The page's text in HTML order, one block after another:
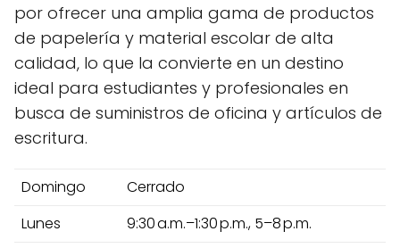
por ofrecer una amplia gama de productos
de papelería y material escolar de alta
calidad, lo que la convierte en un destino
ideal para estudiantes y profesionales en
busca de suministros de oficina y artículos de
escritura.
Domingo
Cerrado
Lunes
9:30 a.m.–1:30 p.m., 5–8 p.m.